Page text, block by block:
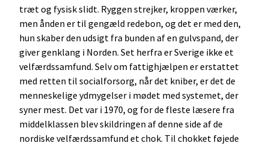
træt og fysisk slidt. Ryggen strejker, kroppen værker,
men ånden er til gengæld redebon, og det er med den,
hun skaber den udsigt fra bunden af en gulvspand, der
giver genklang i Norden. Set herfra er Sverige ikke et
velfærdssamfund. Selv om fattighjælpen er erstattet
med retten til socialforsorg, når det kniber, er det de
menneskelige ydmygelser i mødet med systemet, der
syner mest. Det var i 1970, og for de fleste læsere fra
middelklassen blev skildringen af denne side af de
nordiske velfærdssamfund et chok. Til chokket føjede